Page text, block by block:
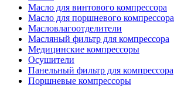
Масло для винтового компрессора
Масло для поршневого компрессора
Масловлагоотделители
Масляный фильтр для компрессора
Медицинские компрессоры
Осушители
Панельный фильтр для компрессора
Поршневые компрессоры